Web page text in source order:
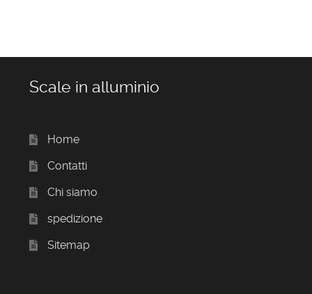
Scale in alluminio
Home
Contatti
Chi siamo
spedizione
Sitemap